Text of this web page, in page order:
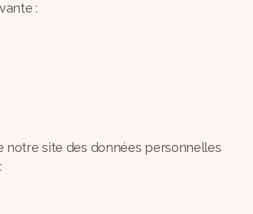
:
notre site des données personnelles